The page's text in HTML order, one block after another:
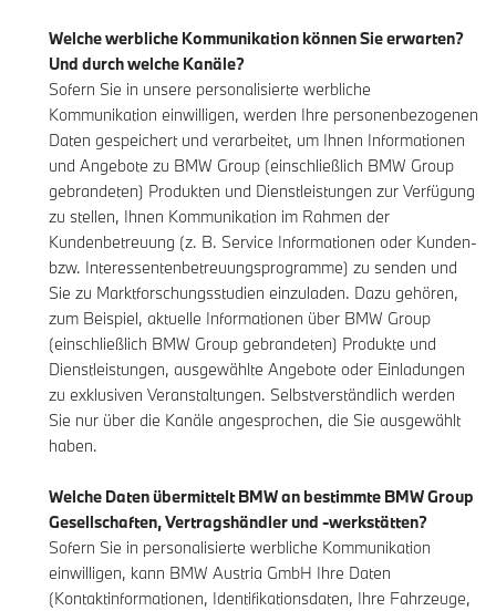
Welche werbliche Kommunikation können Sie erwarten?
Und durch welche Kanäle?
Sofern Sie in unsere personalisierte werbliche
Kommunikation einwilligen, werden Ihre personenbezogenen
Daten gespeichert und verarbeitet, um Ihnen Informationen
und Angebote zu BMW Group (einschließlich BMW Group
gebrandeten) Produkten und Dienstleistungen zur Verfügung
zu stellen, Ihnen Kommunikation im Rahmen der
Kundenbetreuung (z. B. Service Informationen oder Kunden-
bzw. Interessentenbetreuungsprogramme) zu senden und
Sie zu Marktforschungsstudien einzuladen. Dazu gehören,
zum Beispiel, aktuelle Informationen über BMW Group
(einschließlich BMW Group gebrandeten) Produkte und
Dienstleistungen, ausgewählte Angebote oder Einladungen
zu exklusiven Veranstaltungen. Selbstverständlich werden
Sie nur über die Kanäle angesprochen, die Sie ausgewählt
haben.
Welche Daten übermittelt BMW an bestimmte BMW Group
Gesellschaften, Vertragshändler und -werkstätten?
Sofern Sie in personalisierte werbliche Kommunikation
einwilligen, kann BMW Austria GmbH Ihre Daten
(Kontaktinformationen, Identifikationsdaten, Ihre Fahrzeuge,